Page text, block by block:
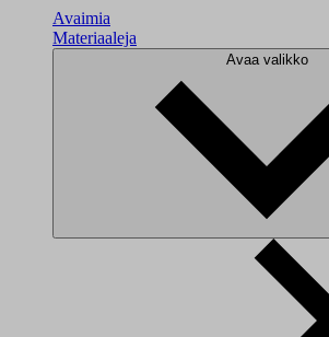
Avaimia
Materiaaleja
Avaa valikko